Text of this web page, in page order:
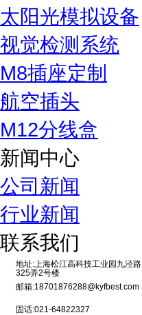
太阳光模拟设备
视觉检测系统
M8插座定制
航空插头
M12分线盒
新闻中心
公司新闻
行业新闻
联系我们
地址:上海松江高科技工业园九泾路
325弄2号楼
邮箱:18701876288@kyfbest.com
固话:021-64822327